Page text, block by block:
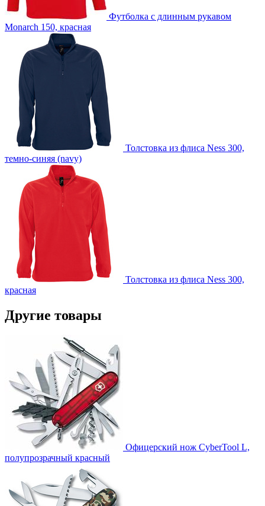
Футболка с длинным рукавом
Monarch 150, красная
Толстовка из флиса Ness 300,
темно-синяя (navy)
Толстовка из флиса Ness 300,
красная
Другие товары
Офицерский нож CyberTool L,
полупрозрачный красный